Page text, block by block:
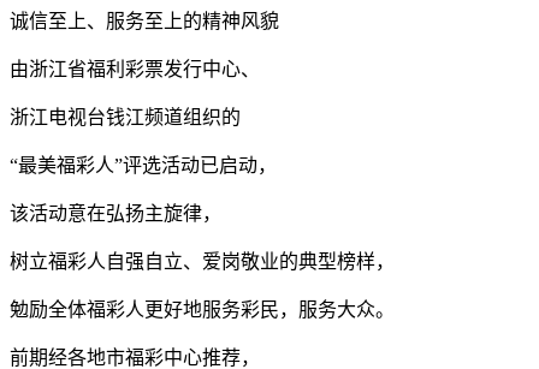
诚信至上、服务至上的精神风貌
由浙江省福利彩票发行中心、
浙江电视台钱江频道组织的
“最美福彩人”评选活动已启动，
该活动意在弘扬主旋律，
树立福彩人自强自立、爱岗敬业的典型榜样，
勉励全体福彩人更好地服务彩民，服务大众。
前期经各地市福彩中心推荐，